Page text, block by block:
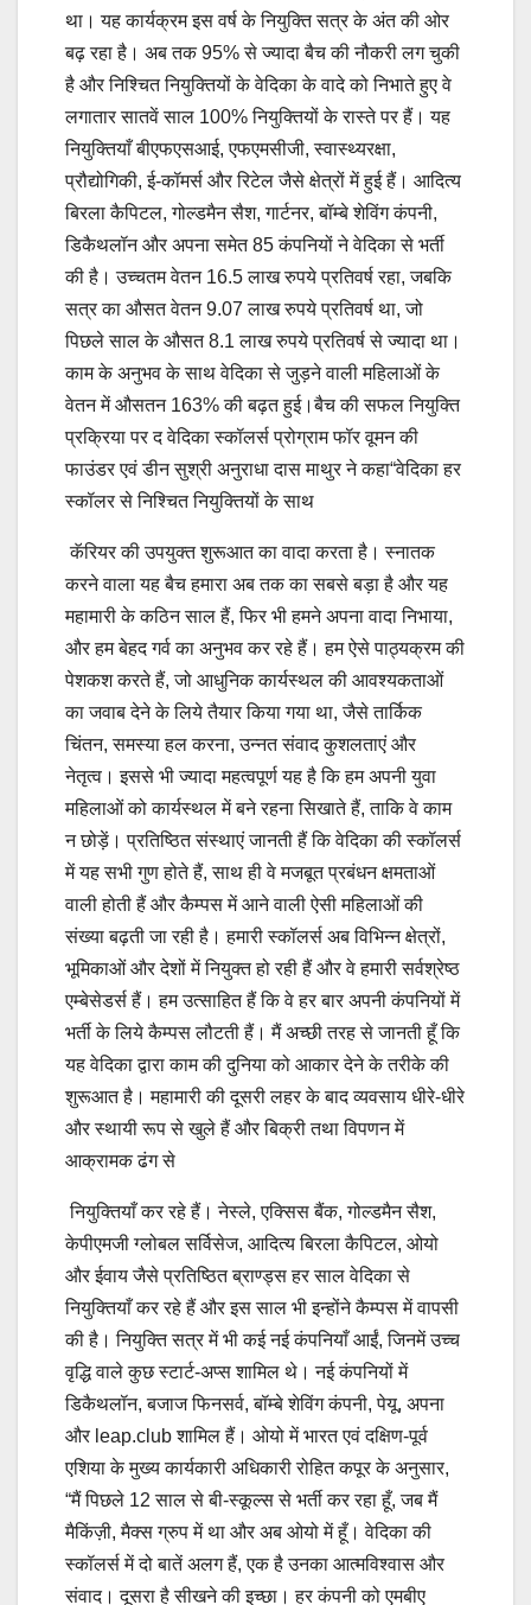
था। यह कार्यक्रम इस वर्ष के नियुक्ति सत्र के अंत की ओर
बढ़ रहा है। अब तक 95% से ज्‍यादा बैच की नौकरी लग चुकी
है और निश्चित नियुक्तियों के वेदिका के वादे को निभाते हुए वे
लगातार सातवें साल 100% नियुक्तियों के रास्‍ते पर हैं। यह
नियुक्तियाँ बीएफएसआई, एफएमसीजी, स्‍वास्‍थ्‍यरक्षा,
प्रौद्योगिकी, ई-कॉमर्स और रिटेल जैसे क्षेत्रों में हुई हैं। आदित्‍य
बिरला कैपिटल, गोल्‍डमैन सैश, गार्टनर, बॉम्‍बे शेविंग कंपनी,
डिकैथलॉन और अपना समेत 85 कंपनियों ने वेदिका से भर्ती
की है। उच्‍चतम वेतन 16.5 लाख रुपये प्रतिवर्ष रहा, जबकि
सत्र का औसत वेतन 9.07 लाख रुपये प्रतिवर्ष था, जो
पिछले साल के औसत 8.1 लाख रुपये प्रतिवर्ष से ज्‍यादा था।
काम के अनुभव के साथ वेदिका से जुड़ने वाली महिलाओं के
वेतन में औसतन 163% की बढ़त हुई।बैच की सफल नियुक्ति
प्रक्रिया पर द वेदिका स्‍कॉलर्स प्रोग्राम फॉर वूमन की
फाउंडर एवं डीन सुश्री अनुराधा दास माथुर ने कहा“वेदिका हर
स्‍कॉलर से निश्चित नियुक्तियों के साथ
कॅरियर की उपयुक्‍त शुरूआत का वादा करता है। स्‍नातक
करने वाला यह बैच हमारा अब तक का सबसे बड़ा है और यह
महामारी के कठिन साल हैं, फिर भी हमने अपना वादा निभाया,
और हम बेहद गर्व का अनुभव कर रहे हैं। हम ऐसे पाठ्यक्रम की
पेशकश करते हैं, जो आधुनिक कार्यस्‍थल की आवश्‍यकताओं
का जवाब देने के लिये तैयार किया गया था, जैसे तार्किक
चिंतन, समस्‍या हल करना, उन्‍नत संवाद कुशलताएं और
नेतृत्‍व। इससे भी ज्‍यादा महत्‍वपूर्ण यह है कि हम अपनी युवा
महिलाओं को कार्यस्‍थल में बने रहना सिखाते हैं, ताकि वे काम
न छोड़ें। प्रतिष्ठित संस्‍थाएं जानती हैं कि वेदिका की स्‍कॉलर्स
में यह सभी गुण होते हैं, साथ ही वे मजबूत प्रबंधन क्षमताओं
वाली होती हैं और कैम्‍पस में आने वाली ऐसी महिलाओं की
संख्‍या बढ़ती जा रही है। हमारी स्‍कॉलर्स अ‍ब विभिन्‍न क्षेत्रों,
भूमिकाओं और देशों में नियुक्‍त हो रही हैं और वे हमारी सर्वश्रेष्‍ठ
एम्‍बेसेडर्स हैं। हम उत्‍साहित हैं कि वे हर बार अपनी कंपनियों में
भर्ती के लिये कैम्‍पस लौटती हैं। मैं अच्‍छी तरह से जानती हूँ कि
यह वेदिका द्वारा काम की दुनिया को आकार देने के तरीके की
शुरूआत है। महामारी की दूसरी लहर के बाद व्‍यवसाय धीरे-धीरे
और स्‍थायी रूप से खुले हैं और बिक्री तथा विपणन में
आक्रामक ढंग से
नियुक्तियाँ कर रहे हैं। नेस्‍ले, एक्सिस बैंक, गोल्‍डमैन सैश,
केपीएमजी ग्‍लोबल सर्विसेज, आदित्‍य बिरला कैपिटल, ओयो
और ईवाय जैसे प्रतिष्ठित ब्राण्‍ड्स हर साल वेदिका से
नियुक्तियाँ कर रहे हैं और इस साल भी इन्‍होंने कैम्‍पस में वापसी
की है। नियुक्ति सत्र में भी कई नई कंपनियाँ आईं, जिनमें उच्‍च
वृद्धि वाले कुछ स्‍टार्ट-अप्‍स शामिल थे। नई कंपनियों में
डिकैथलॉन, बजाज फिनसर्व, बॉम्‍बे शेविंग कंपनी, पेयू, अपना
और leap.club शामिल हैं। ओयो में भारत एवं दक्षिण-पूर्व
एशिया के मुख्‍य कार्यकारी अधिकारी रोहित कपूर के अनुसार,
“मैं पिछले 12 साल से बी-स्‍कूल्‍स से भर्ती कर रहा हूँ, जब मैं
मैकिंज़ी, मैक्‍स ग्रुप में था और अब ओयो में हूँ। वेदिका की
स्‍कॉलर्स में दो बातें अलग हैं, एक है उनका आत्‍मविश्‍वास और
संवाद। दूसरा है सीखने की इच्‍छा। हर कंपनी को एमबीए